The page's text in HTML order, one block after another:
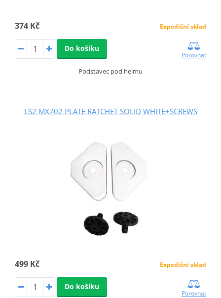
374 Kč Expediční sklad
Do košíku
Porovnat
Podstavec pod helmu
LS2 MX702 PLATE RATCHET SOLID WHITE+SCREWS
499 Kč Expediční sklad
Do košíku
Porovnat